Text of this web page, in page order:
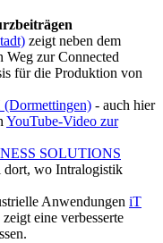
zeigt neben dem
Weg zur Connected
für die Produktion von
- auch hier
YouTube-Video zur
SOLUTIONS
dort, wo Intralogistik
Anwendungen iT
zeigt eine verbesserte